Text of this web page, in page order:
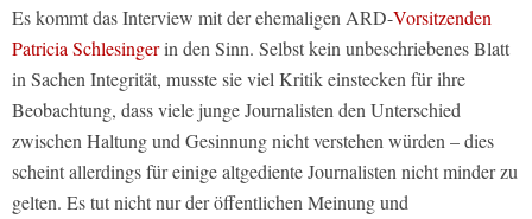
Es kommt das Interview mit der ehemaligen ARD-Vorsitzenden
Patricia Schlesingerin den Sinn. Selbst kein unbeschriebenes Blatt
in Sachen Integrität, musste sie viel Kritik einstecken für ihre
Beobachtung, dass viele junge Journalisten den Unterschied
zwischen Haltung und Gesinnung nicht verstehen würden – dies
scheint allerdings für einige altgediente Journalisten nicht minder zu
gelten. Es tut nicht nur der öffentlichen Meinung und